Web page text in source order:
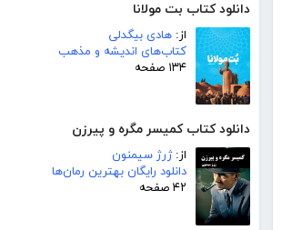
دانلود کتاب بت مولانا
از: هادی بیگدلی
کتاب‌های اندیشه و مذهب
۱۳۴ صفحه
دانلود کتاب کمیسر مگره و پیرزن
از:ژرژ سیمنون
دانلود رایگان بهترین رمان‌ها
۴۲ صفحه